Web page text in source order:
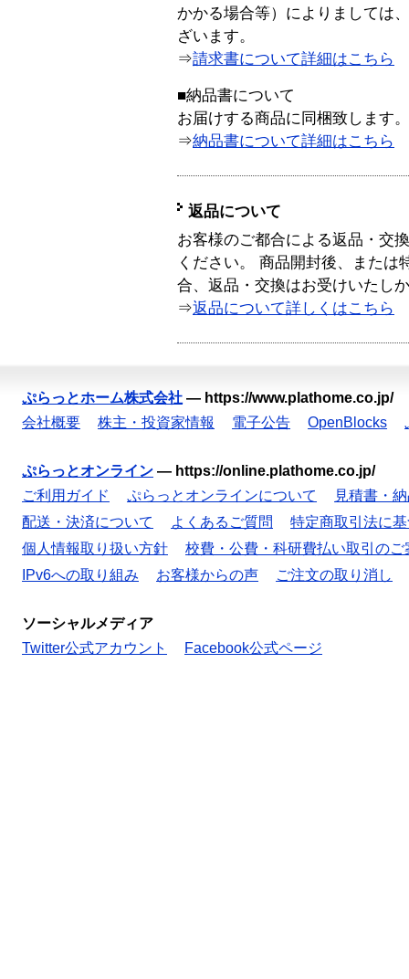
かかる場合等）によりましては
ざいます。
⇒請求書について詳細はこちら
■納品書について
お届けする商品に同梱致します。
⇒納品書について詳細はこちら
返品について
お客様のご都合による返品・交
ください。 商品開封後、または
合、返品・交換はお受けいたし
⇒返品について詳しくはこちら
ぷらっとホーム株式会社 — https://www.plathome.co.jp/
会社概要
株主・投資家情報 電子公告 OpenBlocks
ぷらっとオンライン — https://online.plathome.co.jp/
ご利用ガイド
ぷらっとオンラインについて
見積書・
配送・決済について
よくあるご質問
特定商取引法に
個人情報取り扱い方針
校費・公費・科研費払い取引のご
IPv6への取り組み
お客様からの声 ご注文の取り消し
ソーシャルメディア
Twitter公式アカウント
Facebook公式ページ